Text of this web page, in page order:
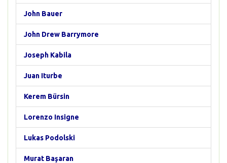
John Bauer
John Drew Barrymore
Joseph Kabila
Juan Iturbe
Kerem Bürsin
Lorenzo Insigne
Lukas Podolski
Murat Başaran